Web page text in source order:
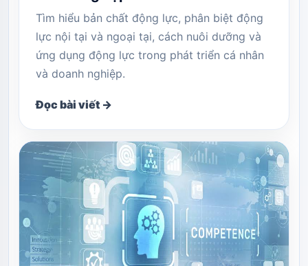
Tìm hiểu bản chất động lực, phân biệt động
lực nội tại và ngoại tại, cách nuôi dưỡng và
ứng dụng động lực trong phát triển cá nhân
và doanh nghiệp.
Đọc bài viết →